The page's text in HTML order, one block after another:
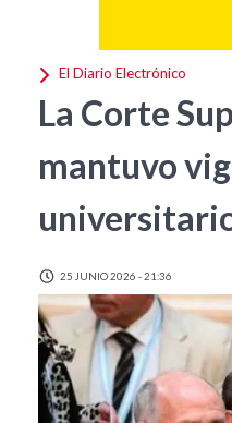
El Diario Electrónico
La Corte
mantuvo
25 JUNIO 2026 - 21:36